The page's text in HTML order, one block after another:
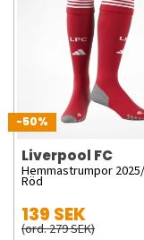
-50%
Liverpool FC
Hemmastrumpor
Röd
139 SEK
(ord. 279 SEK)